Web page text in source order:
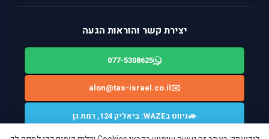
יצירת קשר והוראות הגעה
077-5308625
✉️
alon@tas-israel.co.il
🚙ניווט בWAZE: ביאליק 124, רמת גן